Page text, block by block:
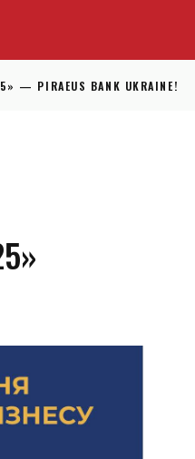
PIRAEUS BANK UKRAINE!